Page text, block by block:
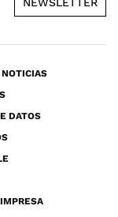
NEWSLETTER
DATOS